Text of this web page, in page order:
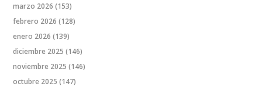
marzo 2026 (153)
febrero 2026 (128)
enero 2026 (139)
diciembre 2025 (146)
noviembre 2025 (146)
octubre 2025 (147)